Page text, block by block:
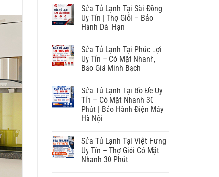
Sửa Tủ Lạnh Tại Sài Đồng
Uy Tín | Thợ Giỏi – Bảo
Hành Dài Hạn
Sửa Tủ Lạnh Tại Phúc Lợi
Uy Tín – Có Mặt Nhanh,
Báo Giá Minh Bạch
Sửa Tủ Lạnh Tại Bồ Đề Uy
Tín – Có Mặt Nhanh 30
Phút | Bảo Hành Điện Máy
Hà Nội
Sửa Tủ Lạnh Tại Việt Hưng
Uy Tín – Thợ Giỏi Có Mặt
Nhanh 30 Phút